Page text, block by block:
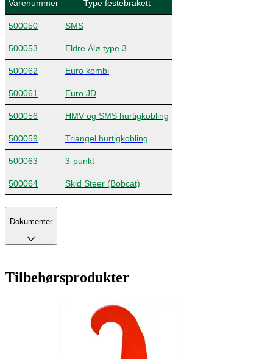
Varenummer Type festebrakett
500050 SMS
500053 Eldre Ålø type 3
500062 Euro kombi
500061 Euro JD
500056 HMV og SMS hurtigkobling
500059 Triangel hurtigkobling
500063 3-punkt
500064 Skid Steer (Bobcat)
Dokumenter
Tilbehørsprodukter